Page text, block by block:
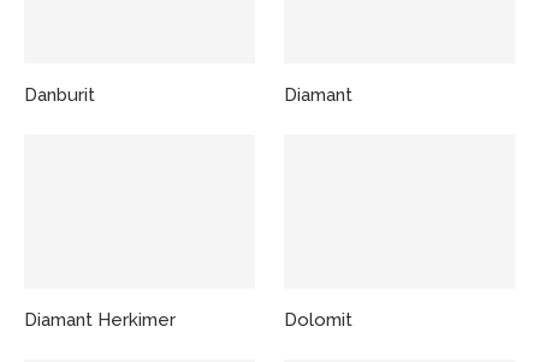
Danburit Diamant
Diamant Herkimer Dolomit